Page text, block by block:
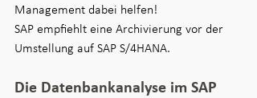
Management dabei helfen!
SAP empfiehlt eine Archivierung vor der
Umstellung auf SAP S/4HANA.
Die Datenbankanalyse im SAP